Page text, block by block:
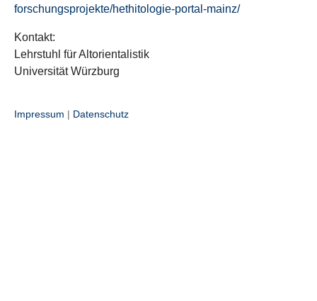
forschungsprojekte/hethitologie-portal-mainz/
Kontakt:
Lehrstuhl für Altorientalistik
Universität Würzburg
Impressum | Datenschutz